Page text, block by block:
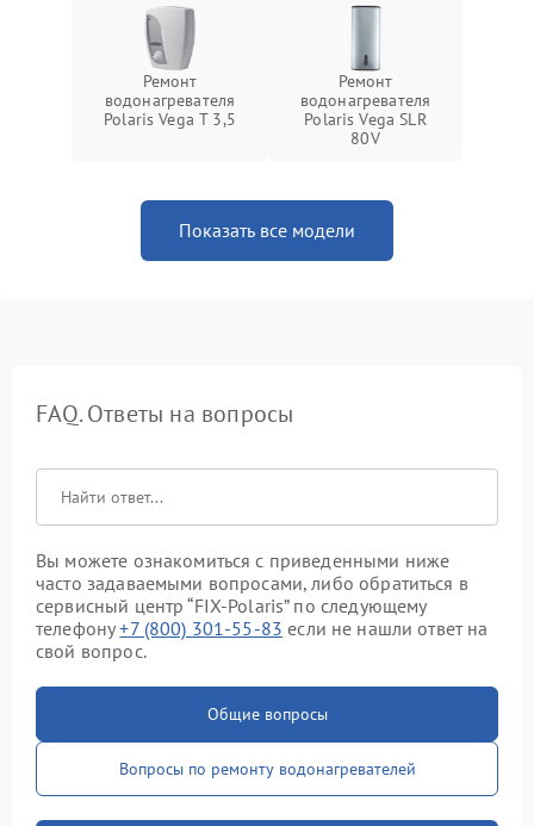
Ремонт
водонагревателя
Polaris Vega T 3,5
Ремонт
водонагревателя
Polaris Vega SLR
80V
Показать все модели
FAQ. Ответы на вопросы
Вы можете ознакомиться с приведенными ниже
часто задаваемыми вопросами, либо обратиться в
сервисный центр “FIX-Polaris” по следующему
телефону+7 (800) 301-55-83 если не нашли ответ на
свой вопрос.
Общие вопросы
Вопросы по ремонту водонагревателей